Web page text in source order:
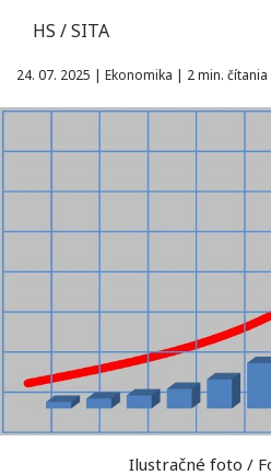
HS / SITA
24. 07. 2025 | Ekonomika | 2 min. čítania
Ilustračné foto /